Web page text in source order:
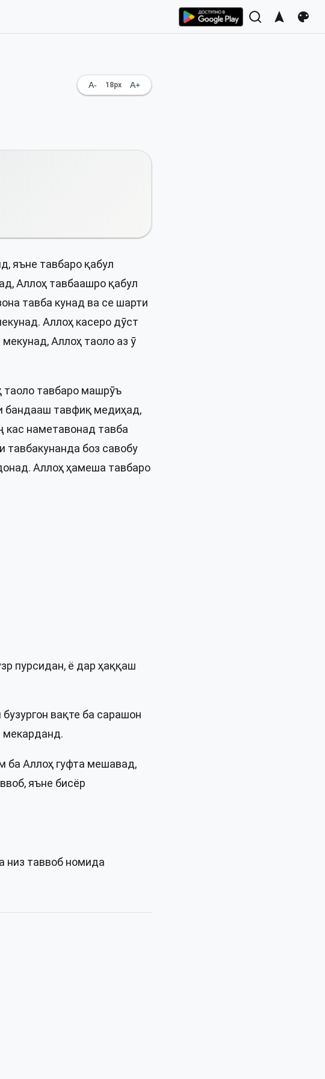
A- 18px A+
яъне тавбаро қабул
Аллоҳ тавбаашро қабул
тавба кунад ва се шарти
Аллоҳ касеро дӯст
Аллоҳ таоло аз ӯ
таоло тавбаро машрӯъ
бандааш тавфиқ медиҳад,
кас наметавонад тавба
тавбакунанда боз савобу
Аллоҳ ҳамеша тавбаро
пурсидан, ё дар ҳаққаш
вақте ба сарашон
мекарданд.
ба Аллоҳ гуфта мешавад,
яъне бисёр
низ таввоб номида